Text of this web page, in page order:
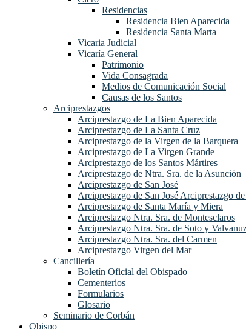
Residencias
Residencia Bien Aparecida
Residencia Santa Marta
Vicaria Judicial
Vicaría General
Patrimonio
Vida Consagrada
Medios de Comunicación Social
Causas de los Santos
Arciprestazgos
Arciprestazgo de La Bien Aparecida
Arciprestazgo de La Santa Cruz
Arciprestazgo de la Virgen de la Barquera
Arciprestazgo de La Virgen Grande
Arciprestazgo de los Santos Mártires
Arciprestazgo de Ntra. Sra. de la Asunción
Arciprestazgo de San José
Arciprestazgo de San José Arciprestazgo
Arciprestazgo de Santa María y Miera
Arciprestazgo Ntra. Sra. de Montesclaros
Arciprestazgo Ntra. Sra. de Soto y
Arciprestazgo Ntra. Sra. del Carmen
Arciprestazgo Virgen del Mar
Cancillería
Boletín Oficial del Obispado
Cementerios
Formularios
Glosario
Seminario de Corbán
Obispo